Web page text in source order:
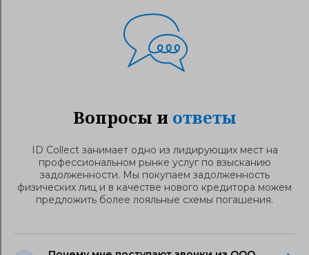
Вопросы и ответы
ID Collect занимает одно из лидирующих мест на
профессиональном рынке услуг по взысканию
задолженности. Мы покупаем задолженность
физических лиц и в качестве нового кредитора можем
предложить более лояльные схемы погашения.